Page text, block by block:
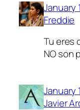
January
Freddie
Tu eres
NO son
January
Javier